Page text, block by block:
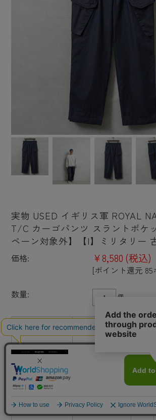
実物 USED イギリス軍 ROYAL
T/C カーゴパンツ スラントポケ
ペーン対象外】【I】ミリタリー
価格: ¥8,580 (税込)
[ポイント還元
数量:
個
ウエスト（W） レングス（L） 在庫
○